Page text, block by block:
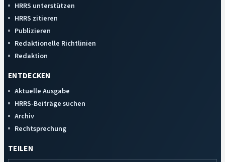
HRRS unterstützen
HRRS zitieren
Publizieren
Redaktionelle Richtlinien
Redaktion
ENTDECKEN
Aktuelle Ausgabe
HRRS-Beiträge suchen
Archiv
Rechtsprechung
TEILEN